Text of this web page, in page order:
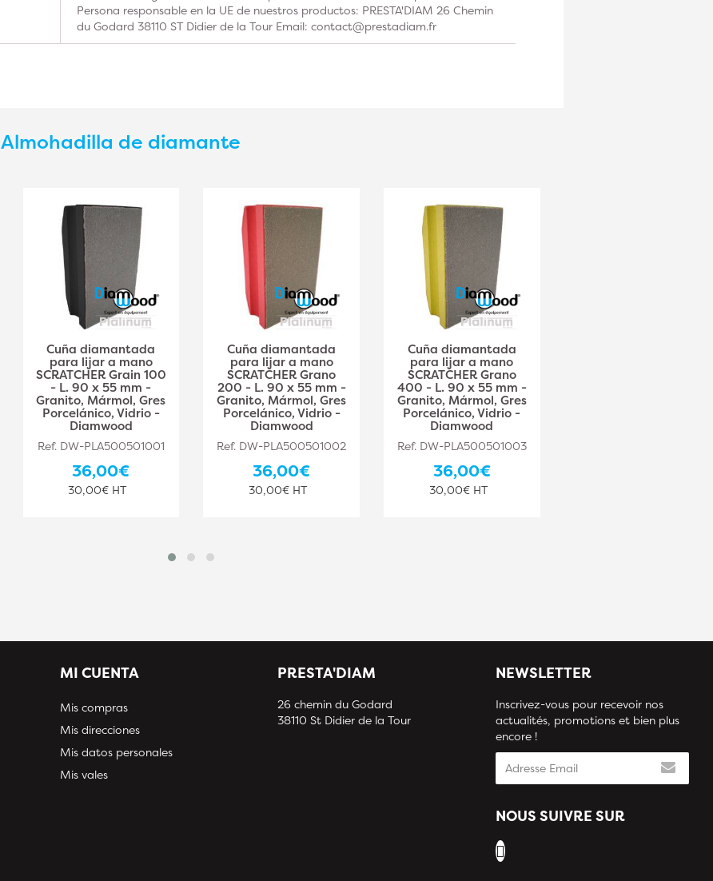
Persona responsable en la UE de nuestros productos: PRESTA'DIAM 26 Chemin
du Godard 38110 ST Didier de la Tour Email: contact@prestadiam.fr
Almohadilla de diamante
Cuña diamantada
para lijar a mano
SCRATCHER Grain 100
- L. 90 x 55 mm -
Granito, Mármol, Gres
Porcelánico, Vidrio -
Diamwood
Ref. DW-PLA500501001
36,00€
30,00€ HT
Cuña diamantada
para lijar a mano
SCRATCHER Grano
200 - L. 90 x 55 mm -
Granito, Mármol, Gres
Porcelánico, Vidrio -
Diamwood
Ref. DW-PLA500501002
36,00€
30,00€ HT
Cuña diamantada
para lijar a mano
SCRATCHER Grano
400 - L. 90 x 55 mm -
Granito, Mármol, Gres
Porcelánico, Vidrio -
Diamwood
Ref. DW-PLA500501003
36,00€
30,00€ HT
MI CUENTA
Mis compras
Mis direcciones
Mis datos personales
Mis vales
PRESTA'DIAM
26 chemin du Godard
38110 St Didier de la Tour
NEWSLETTER
Inscrivez-vous pour recevoir nos
actualités, promotions et bien plus
encore !
NOUS SUIVRE SUR